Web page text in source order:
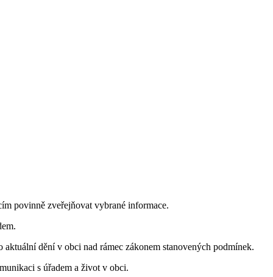
povinně zveřejňovat vybrané informace.
dění v obci nad rámec zákonem stanovených podmínek.
s úřadem a život v obci.